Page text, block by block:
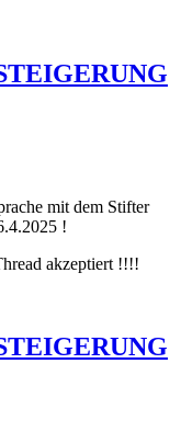
mit dem Stifter
!
akzeptiert !!!!